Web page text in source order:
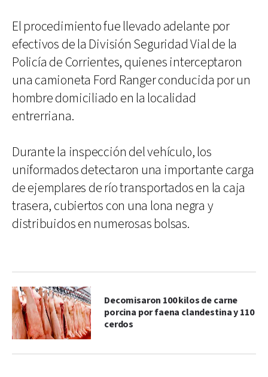
El procedimiento fue llevado adelante por
efectivos de la División Seguridad Vial de la
Policía de Corrientes, quienes interceptaron
una camioneta Ford Ranger conducida por un
hombre domiciliado en la localidad
entrerriana.
Durante la inspección del vehículo, los
uniformados detectaron una importante carga
de ejemplares de río transportados en la caja
trasera, cubiertos con una lona negra y
distribuidos en numerosas bolsas.
Decomisaron 100 kilos de carne
porcina por faena clandestina y 110
cerdos